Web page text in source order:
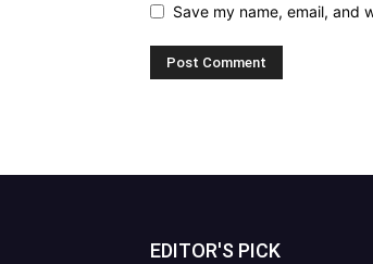
Save my name, email, and
EDITOR'S PICK